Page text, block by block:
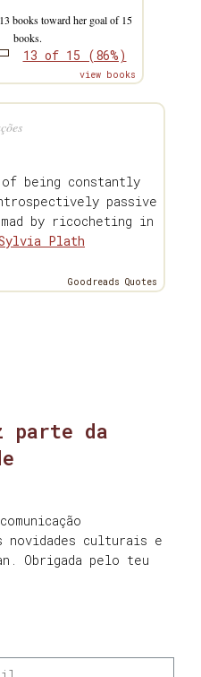
books toward her goal of 15
books.
13 of 15 (86%)
view books
being constantly
passive
by ricocheting in
Plath
Goodreads Quotes
parte da
novidades culturais e
Obrigada pelo teu